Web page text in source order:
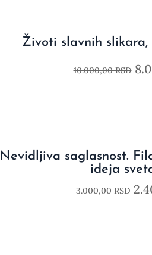
Životi slavnih
10.000,00RSD
Nevidljiva saglasnost.
ideja
3.000,00RSD